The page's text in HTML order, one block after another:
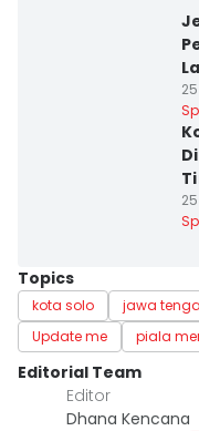
Topics
kota solo jawa
Update me
piala
Editorial Team
Editor
Dhana Kencana